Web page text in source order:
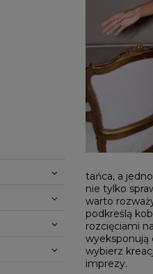
ZOBACZ
CASUALOWE
KOKTAJLOWE
DOPASOWANE
ROZKLOSZOWANE
ASYMETRYCZNE
JEANSOWE
DZIANINOWE
tańca, a
nie tylko
warto
podkreślą
rozcięciami
wyeksponują
wybierz
imprezy.